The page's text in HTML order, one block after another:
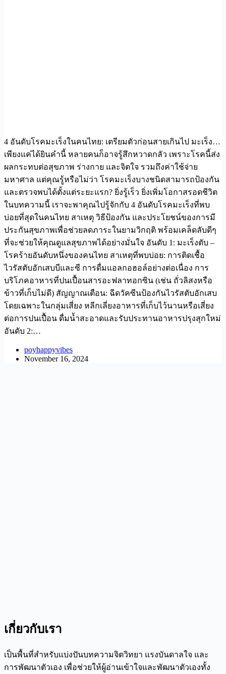
4 อันดับโรคมะเร็งในคนไทย: เตรียมตัวก่อนสายเกินไป มะเร็ง…
เพียงแค่ได้ยินคำนี้ หลายคนก็อาจรู้สึกหวาดกลัว เพราะโรคนี้ส่ง
ผลกระทบต่อสุขภาพ ร่างกาย และจิตใจ รวมถึงค่าใช้จ่าย
มหาศาล แต่คุณรู้หรือไม่ว่า โรคมะเร็งบางชนิดสามารถป้องกัน
และตรวจพบได้ตั้งแต่ระยะแรก? ยิ่งรู้เร็ว ยิ่งเพิ่มโอกาสรอดชีวิต
ในบทความนี้ เราจะพาคุณไปรู้จักกับ 4 อันดับโรคมะเร็งที่พบ
บ่อยที่สุดในคนไทย สาเหตุ วิธีป้องกัน และประโยชน์ของการมี
ประกันสุขภาพเพื่อช่วยลดภาระในยามวิกฤติ พร้อมเคล็ดลับดีๆ
ที่จะช่วยให้คุณดูแลสุขภาพได้อย่างมั่นใจ อันดับ 1: มะเร็งตับ –
โรคร้ายอันดับหนึ่งของคนไทย สาเหตุที่พบบ่อย: การติดเชื้อ
ไวรัสตับอักเสบบีและซี การดื่มแอลกอฮอล์อย่างต่อเนื่อง การ
บริโภคอาหารที่ปนเปื้อนสารอะฟลาทอกซิน (เช่น ถั่วลิสงหรือ
ข้าวที่เก็บไม่ดี) สัญญาณเตือน: ฉีดวัคซีนป้องกันไวรัสตับอักเสบ
โดยเฉพาะในกลุ่มเสี่ยง หลีกเลี่ยงอาหารที่เก็บไว้นานหรือเสี่ยง
ต่อการปนเปื้อน ดื่มน้ำสะอาดและรับประทานอาหารปรุงสุกใหม่
อันดับ 2:…
poyhappyvibes
November 16, 2024
เกี่ยวกับเรา
เป็นพื้นที่สำหรับแบ่งปันบทความจิตวิทยา แรงบันดาลใจ และ
การพัฒนาตัวเอง เพื่อช่วยให้ผู้อ่านเข้าใจและพัฒนาตัวเองทั้ง